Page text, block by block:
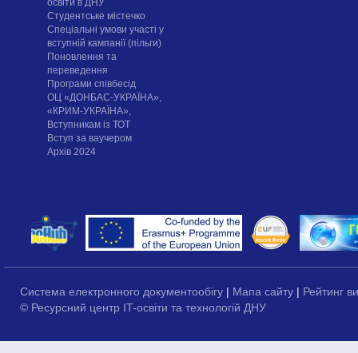
освіти в ДНУ
Cтудентське містечко
Спеціальні умови участі у
вступній кампанії (пільги)
Поновлення та
переведення
Програми співбесід
ОЦ «ДОНБАС-УКРАЇНА»,
«КРИМ-УКРАЇНА»,
Вступникам із ТОТ
Вступ за ваучером
Архів 2024
Система електронного документообігу | Мапа сайту | Рейтинг
© Ресурсний центр IT-освіти та технологій ДНУ